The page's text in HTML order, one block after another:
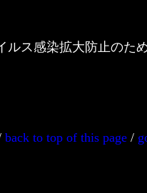
ルス感染拡大防止のた
back to top of this page/